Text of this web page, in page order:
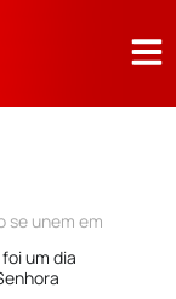
se unem em
um dia